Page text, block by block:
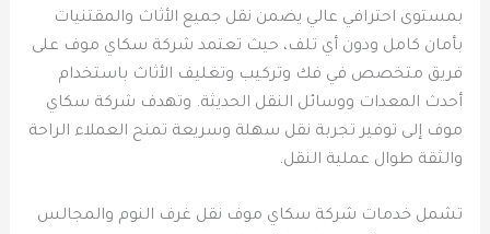
بمستوى احترافي عالي يضمن نقل جميع الأثاث والمقتنيات
بأمان كامل ودون أي تلف، حيث تعتمد شركة سكاي موف على
فريق متخصص في فك وتركيب وتغليف الأثاث باستخدام
أحدث المعدات ووسائل النقل الحديثة. وتهدف شركة سكاي
موف إلى توفير تجربة نقل سهلة وسريعة تمنح العملاء الراحة
والثقة طوال عملية النقل.
تشمل خدمات شركة سكاي موف نقل غرف النوم والمجالس